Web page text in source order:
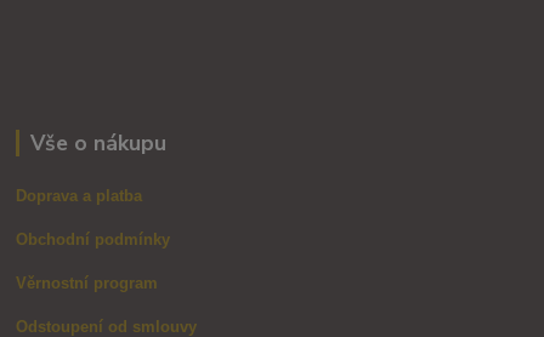
Vše o nákupu
Doprava a platba
Obchodní podmínky
Věrnostní program
Odstoupení od smlouvy